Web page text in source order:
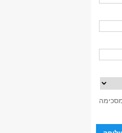
לקבל מידע ועדכונים